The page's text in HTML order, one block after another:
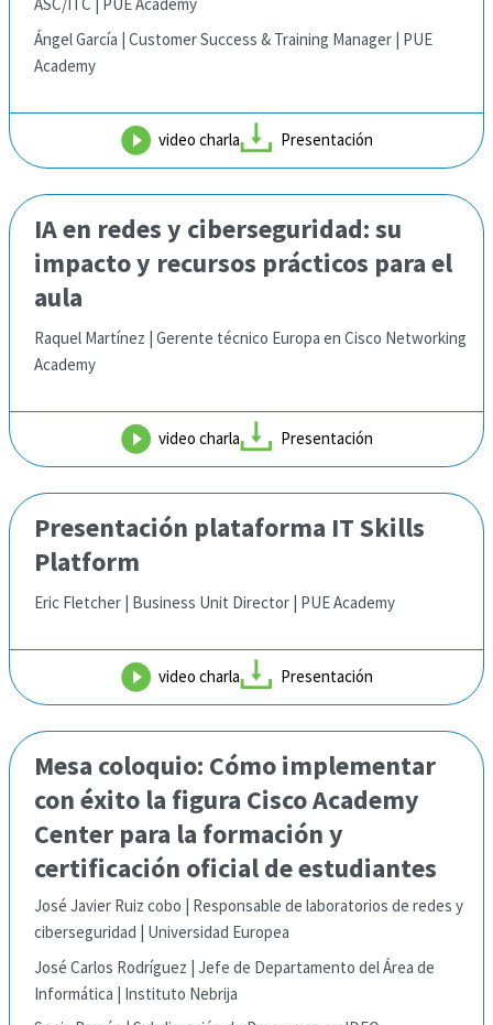
Ángel García | Customer Success & Training Manager | PUE
Academy
video charla Presentación
IA en redes y ciberseguridad: su
impacto y recursos prácticos para el
aula
Raquel Martínez | Gerente técnico Europa en Cisco Networking
Academy
video charla Presentación
Presentación plataforma IT Skills
Platform
Eric Fletcher | Business Unit Director | PUE Academy
video charla Presentación
Mesa coloquio: Cómo implementar
con éxito la figura Cisco Academy
Center para la formación y
certificación oficial de estudiantes
José Javier Ruiz cobo | Responsable de laboratorios de redes y
ciberseguridad | Universidad Europea
José Carlos Rodríguez | Jefe de Departamento del Área de
Informática | Instituto Nebrija